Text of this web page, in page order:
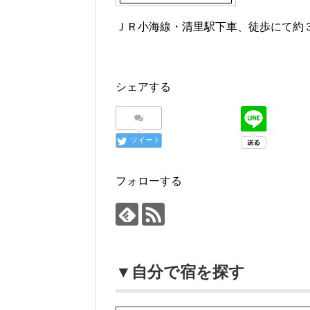
ＪＲ小海線・清里駅下車、徒歩にて約
シェアする
ツイート
フォローする
▼自分で宿を探す